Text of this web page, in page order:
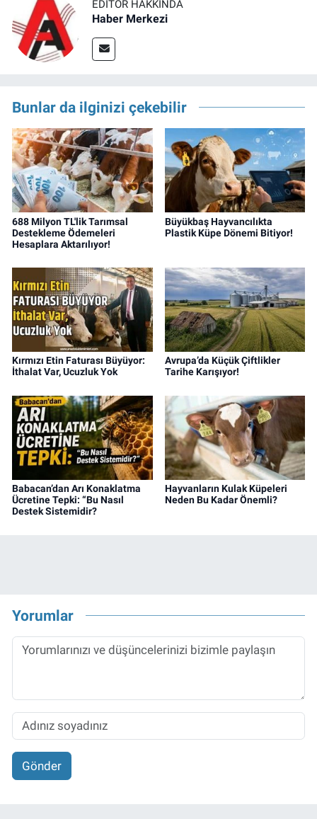
EDITÖR HAKKINDA
Haber Merkezi
Bunlar da ilginizi çekebilir
688 Milyon TL'lik Tarımsal
Destekleme Ödemeleri
Hesaplara Aktarılıyor!
Büyükbaş Hayvancılıkta
Plastik Küpe Dönemi Bitiyor!
Kırmızı Etin Faturası Büyüyor:
İthalat Var, Ucuzluk Yok
Avrupa’da Küçük Çiftlikler
Tarihe Karışıyor!
Babacan’dan Arı Konaklatma
Ücretine Tepki: “Bu Nasıl
Destek Sistemidir?
Hayvanların Kulak Küpeleri
Neden Bu Kadar Önemli?
Yorumlar
Gönder